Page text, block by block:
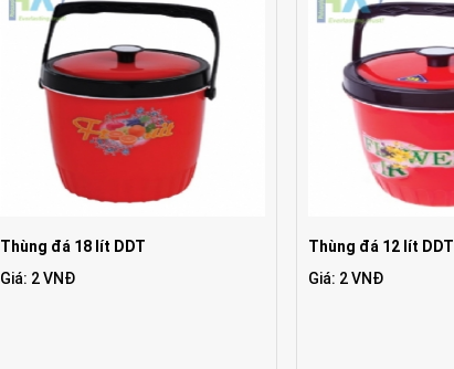
Thùng đá 18 lít DDT
Giá: 2 VNĐ
Thùng đá 12 lít DDT
Giá: 2 VNĐ